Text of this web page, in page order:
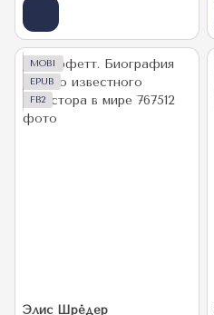
MOBI
EPUB
FB2
Элис Шрёдер